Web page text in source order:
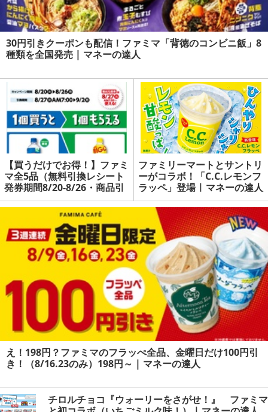
30円引きクーポンも配信！ファミマ「背徳のコンビニ飯」8
種類を全国発売 | マネーの達人
【買うだけでお得！】ファミ
マ全5品（無料引換レシート
発券期間8/20-8/26・商品引
換期間8/27-9/2） | マネーの
達人
ファミリーマートとサントリ
ーがコラボ！「C.C.レモンフ
ラッペ」登場 | マネーの達人
え！198円？ファミマのフラッぺ全品、金曜日だけ100円引
き！（8/16.23のみ）198円～ | マネーの達人
チロルチョコ『ウォーリーをさがせ！』 ファミマ